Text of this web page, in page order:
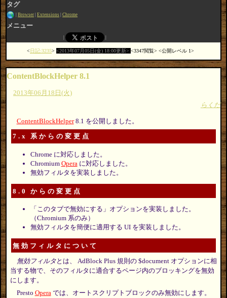
タグ
Browser Extensions Chrome
メニュー
日記:3235 2013年07月05日(金) 18:00更新 3347閲覧 公開レベル 1
ContentBlockHelper 8.1
2013年06月18日(火)
らくだ
ContentBlockHelper8.1 を公開しました。
7.x 系からの変更点
Chrome に対応しました。
Chromium Operaに対応しました。
無効フィルタを実装しました。
8.0 からの変更点
「このタブで無効にする」オプションを実装しました。
（Chromium 系のみ）
無効フィルタを簡便に適用する UI を実装しました。
無効フィルタについて
無効フィルタとは、 AdBlock Plus 規則の $document オプションに相
当する物で、そのフィルタに適合するページ内のブロッキングを無効
にします。
Presto Operaでは、オートスクリプトブロックのみ無効にします。